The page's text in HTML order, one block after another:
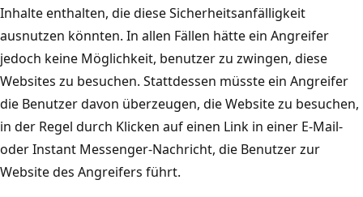
Inhalte enthalten, die diese Sicherheitsanfälligkeit
ausnutzen könnten. In allen Fällen hätte ein Angreifer
jedoch keine Möglichkeit, benutzer zu zwingen, diese
Websites zu besuchen. Stattdessen müsste ein Angreifer
die Benutzer davon überzeugen, die Website zu besuchen,
in der Regel durch Klicken auf einen Link in einer E-Mail-
oder Instant Messenger-Nachricht, die Benutzer zur
Website des Angreifers führt.